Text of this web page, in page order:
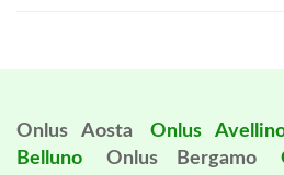
Onlus Aosta Onlus
Belluno
Onlus Bergamo